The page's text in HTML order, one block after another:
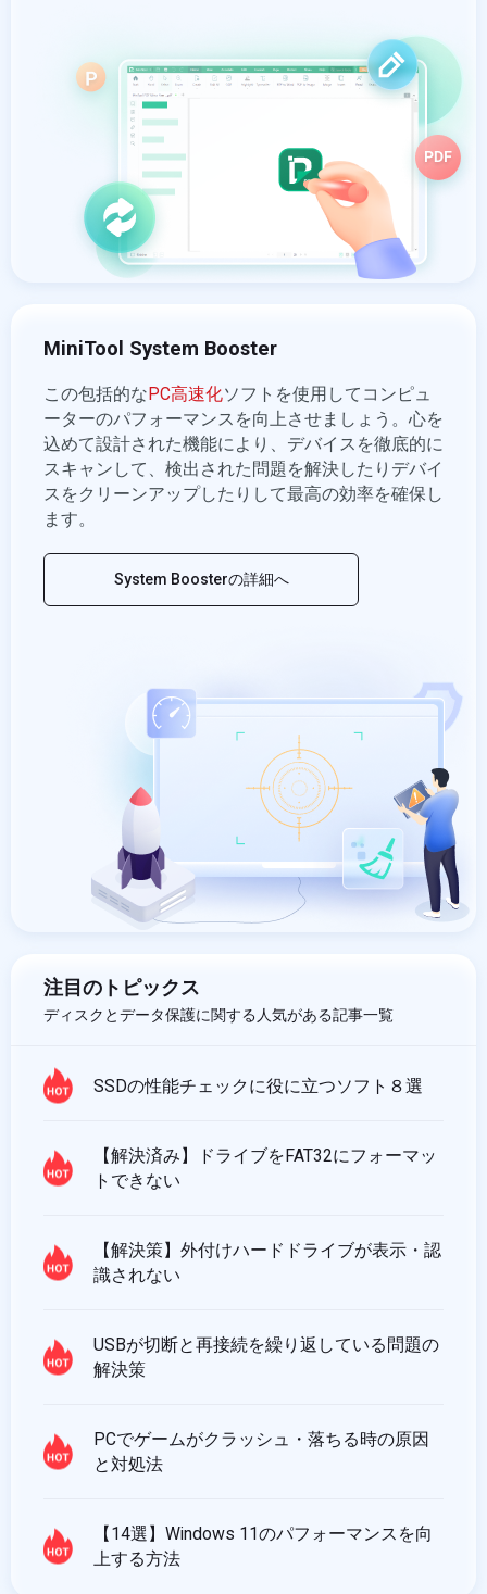
注目のトピックス
ディスクとデータ保護に関する人気がある記事一覧
SSDの性能チェックに役に立つソフト８選
【解決済み】ドライブをFAT32にフォーマッ
トできない
【解決策】外付けハードドライブが表示・認
識されない
USBが切断と再接続を繰り返している問題の
解決策
PCでゲームがクラッシュ・落ちる時の原因
と対処法
【14選】Windows 11のパフォーマンスを向
上する方法
MiniTool System Booster
この包括的なPC高速化ソフトを使用してコンピュ
ーターのパフォーマンスを向上させましょう。心を
込めて設計された機能により、デバイスを徹底的に
スキャンして、検出された問題を解決したりデバイ
スをクリーンアップしたりして最高の効率を確保し
ます。
System Boosterの詳細へ